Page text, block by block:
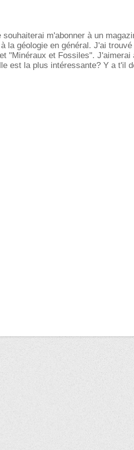
m'abonner à un
la géologie en général. J'ai trouvé
"Minéraux et Fossiles". J'aimerai
est la plus intéressante? Y a t'il